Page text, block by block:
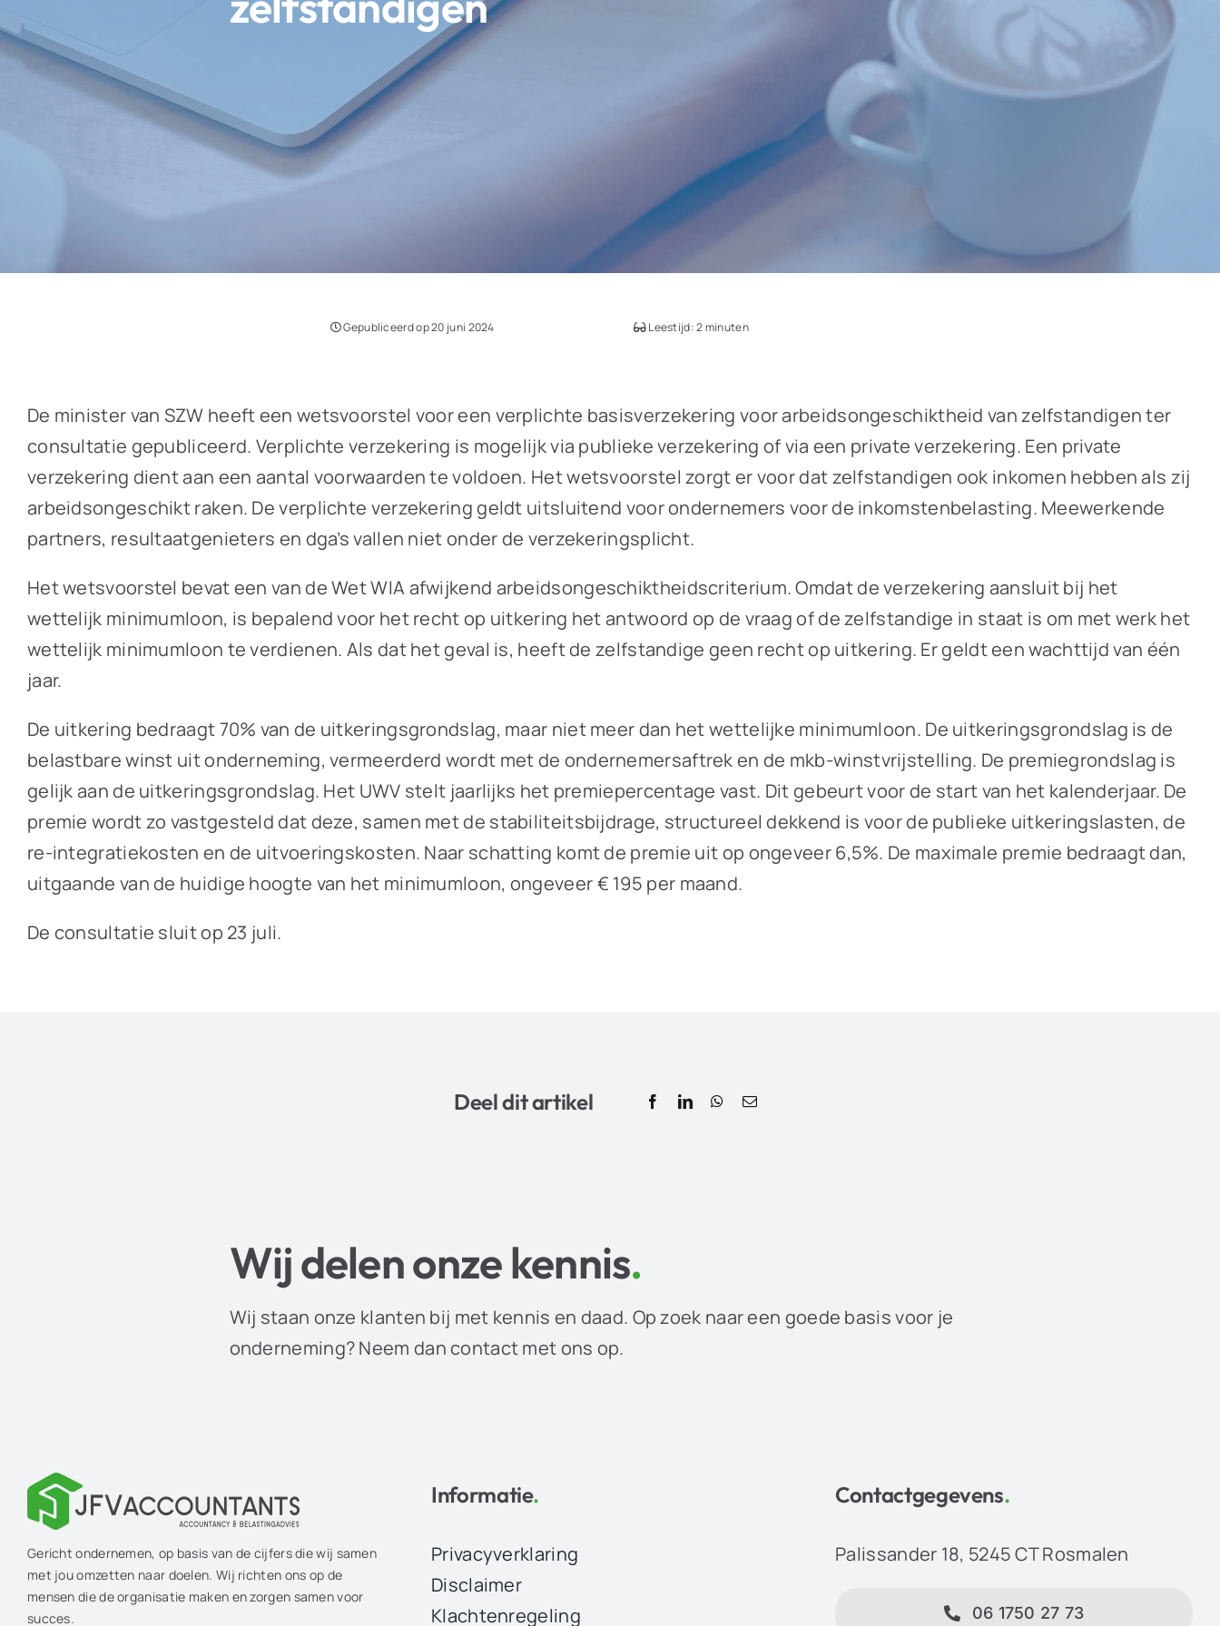
Gepubliceerd op 20 juni 2024 Leestijd: 2 minuten
De minister van SZW heeft een wetsvoorstel voor een verplichte basisverzekering voor arbeidsongeschiktheid van zelfstandigen ter
consultatie gepubliceerd. Verplichte verzekering is mogelijk via publieke verzekering of via een private verzekering. Een private
verzekering dient aan een aantal voorwaarden te voldoen. Het wetsvoorstel zorgt er voor dat zelfstandigen ook inkomen hebben als zij
arbeidsongeschikt raken. De verplichte verzekering geldt uitsluitend voor ondernemers voor de inkomstenbelasting. Meewerkende
partners, resultaatgenieters en dga’s vallen niet onder de verzekeringsplicht.
Het wetsvoorstel bevat een van de Wet WIA afwijkend arbeidsongeschiktheidscriterium. Omdat de verzekering aansluit bij het
wettelijk minimumloon, is bepalend voor het recht op uitkering het antwoord op de vraag of de zelfstandige in staat is om met werk het
wettelijk minimumloon te verdienen. Als dat het geval is, heeft de zelfstandige geen recht op uitkering. Er geldt een wachttijd van één
jaar.
De uitkering bedraagt 70% van de uitkeringsgrondslag, maar niet meer dan het wettelijke minimumloon. De uitkeringsgrondslag is de
belastbare winst uit onderneming, vermeerderd wordt met de ondernemersaftrek en de mkb-winstvrijstelling. De premiegrondslag is
gelijk aan de uitkeringsgrondslag. Het UWV stelt jaarlijks het premiepercentage vast. Dit gebeurt voor de start van het kalenderjaar. De
premie wordt zo vastgesteld dat deze, samen met de stabiliteitsbijdrage, structureel dekkend is voor de publieke uitkeringslasten, de
re-integratiekosten en de uitvoeringskosten. Naar schatting komt de premie uit op ongeveer 6,5%. De maximale premie bedraagt dan,
uitgaande van de huidige hoogte van het minimumloon, ongeveer € 195 per maand.
De consultatie sluit op 23 juli.
Deel dit artikel
Wij delen onze kennis.
Wij staan onze klanten bij met kennis en daad. Op zoek naar een goede basis voor je
onderneming? Neem dan contact met ons op.
Gericht ondernemen, op basis van de cijfers die wij samen
met jou omzetten naar doelen. Wij richten ons op de
mensen die de organisatie maken en zorgen samen voor
succes.
Informatie.
Privacyverklaring
Disclaimer
Klachtenregeling
Contactgegevens.
Palissander 18, 5245 CT Rosmalen
06 1750 27 73